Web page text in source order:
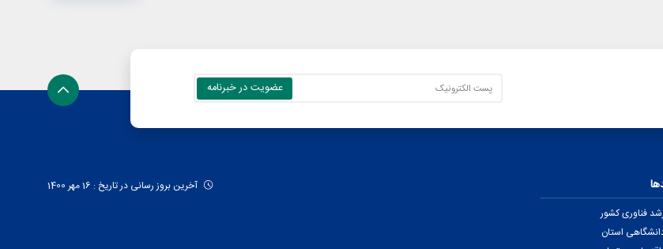
فناوری کشور
استان
آخرین بروز رسانی در تاریخ : 16 مهر 1400